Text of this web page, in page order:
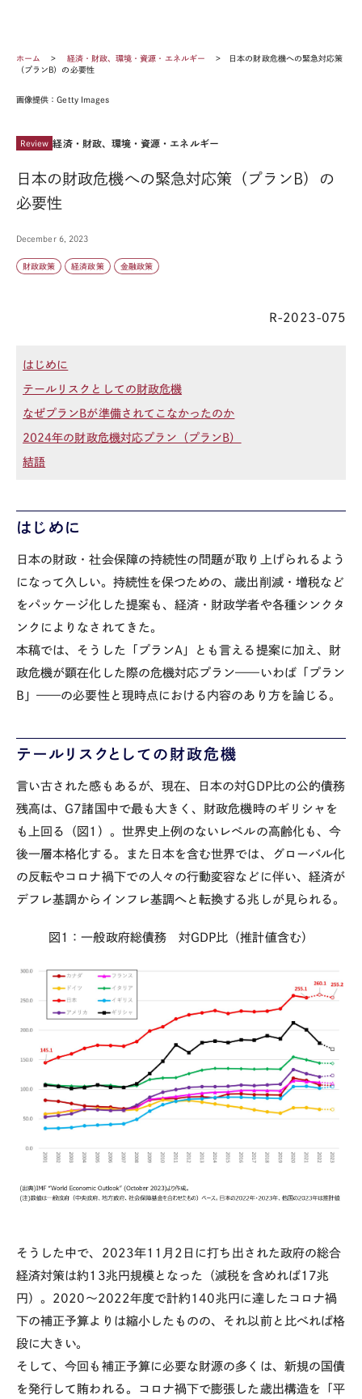
ホーム 経済・財政、環境・資源・エネルギー
日本の財政危機への緊急対応策
（プランB）の必要性
画像提供：Getty Images
Review 経済・財政、環境・資源・エネルギー
日本の財政危機への緊急対応策（プランB）の
必要性
December 6, 2023
財政政策 経済政策 金融政策
R-2023-075
はじめに
テールリスクとしての財政危機
なぜプランBが準備されてこなかったのか
2024年の財政危機対応プラン（プランB）
結語
はじめに
日本の財政・社会保障の持続性の問題が取り上げられるよう
になって久しい。持続性を保つための、歳出削減・増税など
をパッケージ化した提案も、経済・財政学者や各種シンクタ
ンクによりなされてきた。
本稿では、そうした「プランA 」とも言える提案に加え、財
政危機が顕在化した際の危機対応プラン——いわば「プラン
B 」——の必要性と現時点における内容のあり方を論じる。
テールリスクとしての財政危機
言い古された感もあるが、現在、日本の対GDP比の公的債務
残高は、 G7諸国中で最も大きく、財政危機時のギリシャを
も上回る（図 1 ）。世界史上例のないレベルの高齢化も、今
後一層本格化する。また日本を含む世界では、グローバル化
の反転やコロナ禍下での人々の行動変容などに伴い、経済が
デフレ基調からインフレ基調へと転換する兆しが見られる。
図 1 ：一般政府総債務 対GDP 比（推計値含む）
そうした中で、 2023年11 月 2 日に打ち出された政府の総合
経済対策は約 13兆円規模となった（減税を含めれば17兆
円）。 2020 〜2022年度で計約 140兆円に達したコロナ禍
下の補正予算よりは縮小したものの、それ以前と比べれば格
段に大きい。
そして、今回も補正予算に必要な財源の多くは、新規の国債
を発行して賄われる。コロナ禍下で膨張した歳出構造を「平